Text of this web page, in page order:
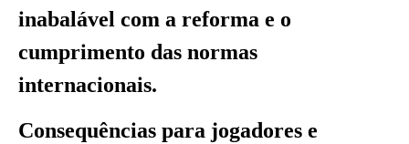
inabalável com a reforma e o
cumprimento das normas
internacionais.
Consequências para jogadores e